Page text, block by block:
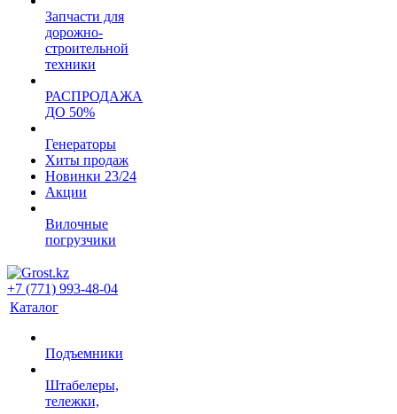
Запчасти для
дорожно-
строительной
техники
РАСПРОДАЖА
ДО 50%
Генераторы
Хиты продаж
Новинки 23/24
Акции
Вилочные
погрузчики
+7 (771) 993-48-04
Каталог
Подъемники
Штабелеры,
тележки,